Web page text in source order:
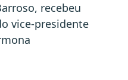
recebeu
vice-presidente